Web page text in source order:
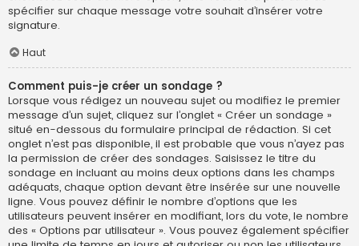
spécifier sur chaque message votre souhait d’insérer votre
signature.
Haut
Comment puis-je créer un sondage ?
Lorsque vous rédigez un nouveau sujet ou modifiez le premier
message d’un sujet, cliquez sur l’onglet « Créer un sondage »
situé en-dessous du formulaire principal de rédaction. Si cet
onglet n’est pas disponible, il est probable que vous n’ayez pas
la permission de créer des sondages. Saisissez le titre du
sondage en incluant au moins deux options dans les champs
adéquats, chaque option devant être insérée sur une nouvelle
ligne. Vous pouvez définir le nombre d’options que les
utilisateurs peuvent insérer en modifiant, lors du vote, le nombre
des « Options par utilisateur ». Vous pouvez également spécifier